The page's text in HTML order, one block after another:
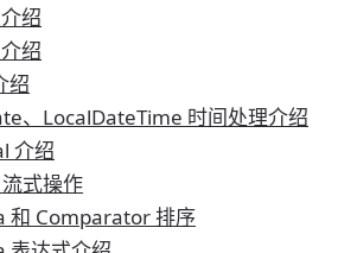
绍
绍
绍
、LocalDateTime 时间处理介绍
介绍
式操作
和 Comparator 排序